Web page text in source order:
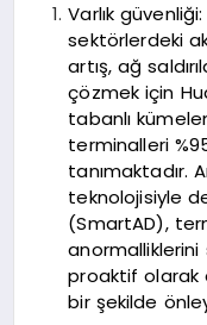
Varlık
sektörlerdeki
artış, ağ
çözmek için
tabanlı
terminalleri
tanımaktadır.
teknolojisiyle
(SmartAD),
proaktif olarak
bir şekilde